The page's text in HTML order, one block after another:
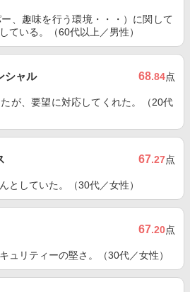
、趣味を行う環境・・・）に関して
ている。（60代以上／男性）
シャル 68.84点
が、要望に対応してくれた。（20代
67.27点
としていた。（30代／女性）
67.20点
ュリティーの堅さ。（30代／女性）